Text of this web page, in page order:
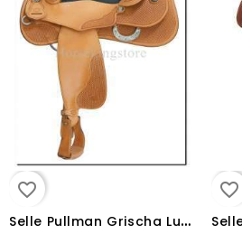
favorite_border
S
elle Pullman Grischa Ludwig Pro Reiner
favorite_border